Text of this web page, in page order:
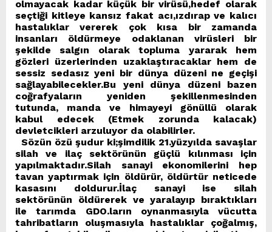
olmayacak kadar küçük bir virüsü,hedef olarak
seçtiği kitleye kansız fakat acı,ızdırap ve kalıcı
hastalıklar vererek çok kısa bir zamanda
insanları öldürmeye odaklanan virüsleri bir
şekilde salgın olarak topluma yararak hem
gözleri üzerlerinden uzaklaştıracaklar hem de
sessiz sedasız yeni bir dünya düzeni ne geçişi
sağlayabilecekler.Bu yeni dünya düzeni bazen
coğrafyaların yeniden şekillenmesinden
tutunda, manda ve himayeyi gönüllü olarak
kabul edecek (Etmek zorunda kalacak)
devletcikleri arzuluyor da olabilirler.
Sözün özü şudur ki;şimdilik 21.yüzyılda savaşlar
silah ve ilaç sektörünün güçlü kılınması için
yapılmaktadır.Silah sanayi ekonomilerini hep
tavan yaptırmak için öldürür, öldürtür neticede
kasasını doldurur.İlaç sanayi ise silah
sektörünün öldürerek ve yaralayıp bıraktıkları
ile tarımda GDO.ların oynanmasıyla vücutta
tahribatların oluşmasıyla hastalıklar çoğalmış,